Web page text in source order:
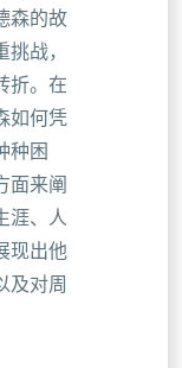
森的故
战，
折。在
如何凭
种困
面来阐
涯、人
现出他
及对周